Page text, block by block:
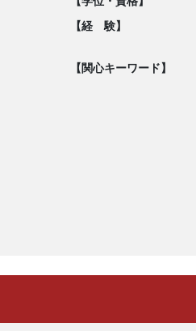
【経 験】
【関心キーワード】